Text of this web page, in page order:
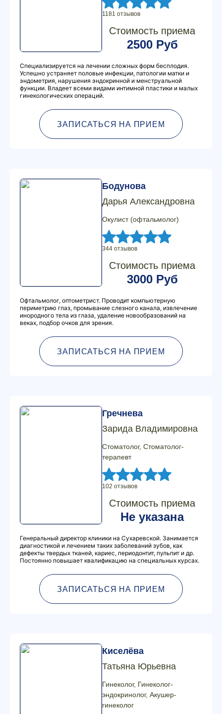
1181 отзывов
Стоимость приема
2500 Руб
Специализируется на лечении сложных форм бесплодия.
Успешно устраняет половые инфекции, патологии матки и
эндометрия, нарушения эндокринной и менструальной
функции. Владеет всеми видами интимной пластики и малых
гинекологических операций.
ЗАПИСАТЬСЯ НА ПРИЕМ
Бодунова
Дарья Александровна
Окулист (офтальмолог)
344 отзывов
Стоимость приема
3000 Руб
Офтальмолог, оптометрист. Проводит компьютерную
периметрию глаз, промывание слезного канала, извлечение
инородного тела из глаза, удаление новообразований на
веках, подбор очков для зрения.
ЗАПИСАТЬСЯ НА ПРИЕМ
Гречнева
Зарида Владимировна
Стоматолог, Стоматолог-
терапевт
102 отзывов
Стоимость приема
Не указана
Генеральный директор клиники на Сухаревской. Занимается
диагностикой и лечением таких заболеваний зубов, как
дефекты твердых тканей, кариес, периодонтит, пульпит и др.
Постоянно повышает квалификацию на специальных курсах.
ЗАПИСАТЬСЯ НА ПРИЕМ
Киселёва
Татьяна Юрьевна
Гинеколог, Гинеколог-
эндокринолог, Акушер-
гинеколог